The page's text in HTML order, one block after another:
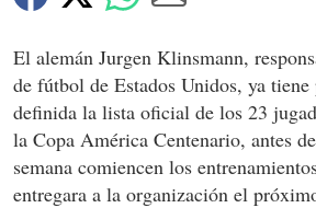
El alemán Jurgen Klinsmann,
de fútbol de Estados Unidos, ya tiene
definida la lista oficial de los 23
la Copa América Centenario, antes
semana comiencen los
entregara a la organización el